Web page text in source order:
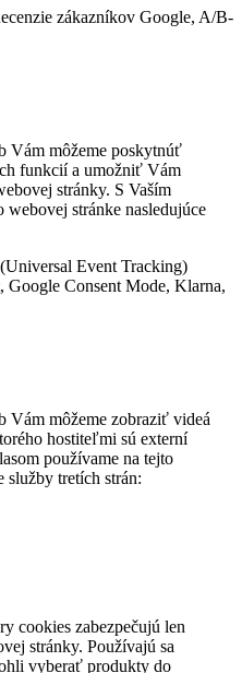
zákazníkov Google, A/B-
Vám môžeme poskytnúť
funkcií a umožniť Vám
stránky. S Vaším
webovej stránke nasledujúce
Event Tracking)
Google Consent Mode, Klarna,
Vám môžeme zobraziť videá
hostiteľmi sú externí
používame na tejto
služby tretích strán:
cookies zabezpečujú len
stránky. Používajú sa
vyberať produkty do